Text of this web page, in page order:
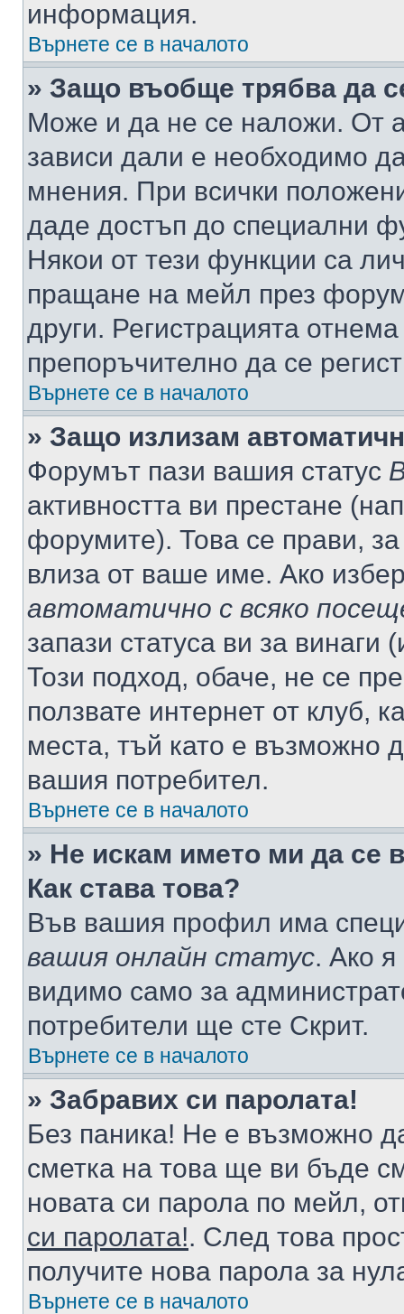
информация.
Върнете се в началото
» Защо въобще трябва да
Може и да не се наложи. От
зависи дали е необходимо
мнения. При всички
даде достъп до специални
Някои от тези функции са
пращане на мейл през
други. Регистрацията
препоръчително да се
Върнете се в началото
» Защо излизам
Форумът пази вашия статус
активността ви престане
форумите). Това се прави,
влиза от ваше име. Ако
автоматично с всяко
запази статуса ви за винаги
Този подход, обаче, не се
ползвате интернет от клуб,
места, тъй като е възможно
вашия потребител.
Върнете се в началото
» Не искам името ми да се
Как става това?
Във вашия профил има
вашия онлайн статус. Ако
видимо само за
потребители ще сте Скрит.
Върнете се в началото
» Забравих си паролата!
Без паника! Не е възможно
сметка на това ще ви бъде
новата си парола по мейл,
си паролата!. След това
получите нова парола за
Върнете се в началото